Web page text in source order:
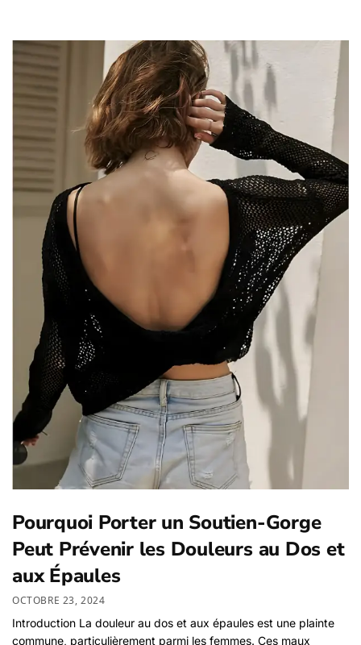
Pourquoi Porter un Soutien-Gorge
Peut Prévenir les Douleurs au Dos et
aux Épaules
OCTOBRE 23, 2024
Introduction La douleur au dos et aux épaules est une plainte
commune, particulièrement parmi les femmes. Ces maux